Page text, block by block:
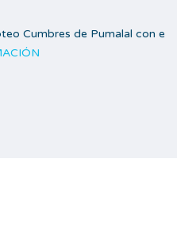
Cumbres de Pumalal con e